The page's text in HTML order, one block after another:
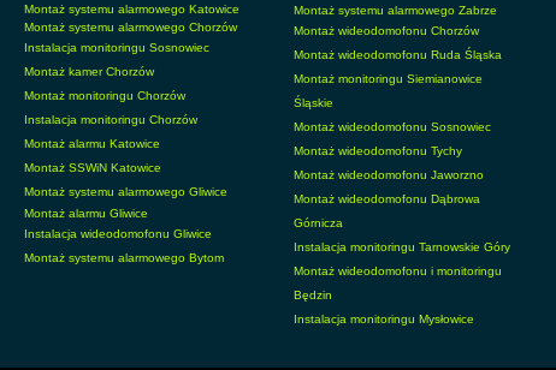
Montaż systemu alarmowego Katowice
Montaż systemu alarmowego Chorzów
Instalacja monitoringu Sosnowiec
Montaż kamer Chorzów
Montaż monitoringu Chorzów
Instalacja monitoringu Chorzów
Montaż alarmu Katowice
Montaż SSWiN Katowice
Montaż systemu alarmowego Gliwice
Montaż alarmu Gliwice
Instalacja wideodomofonu Gliwice
Montaż systemu alarmowego Bytom
Montaż systemu alarmowego Zabrze
Montaż wideodomofonu Chorzów
Montaż wideodomofonu Ruda Śląska
Montaż monitoringu Siemianowice
Śląskie
Montaż wideodomofonu Sosnowiec
Montaż wideodomofonu Tychy
Montaż wideodomofonu Jaworzno
Montaż wideodomofonu Dąbrowa
Górnicza
Instalacja monitoringu Tarnowskie Góry
Montaż wideodomofonu i monitoringu
Będzin
Instalacja monitoringu Mysłowice